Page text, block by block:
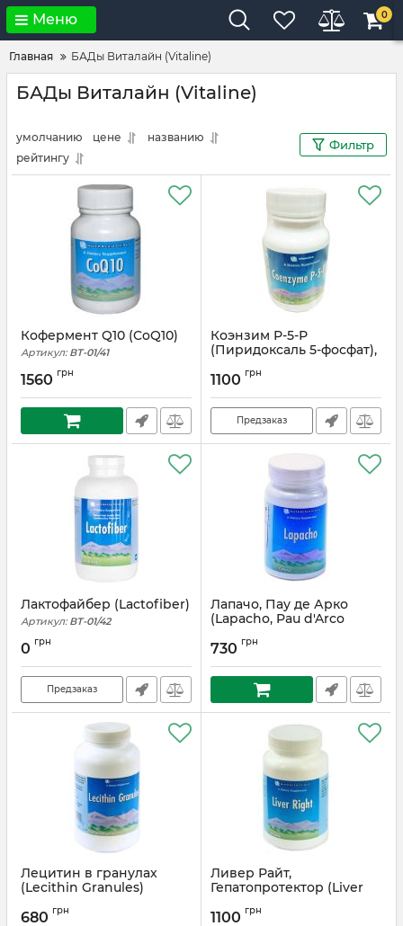
Меню 0
Главная БАДы Виталайн (Vitaline)
БАДы Виталайн (Vitaline)
умолчанию цене
названию
рейтингу
Фильтр
Кофермент Q10 (CoQ10)
Артикул: ВТ-01/41
1560 грн
Коэнзим Р-5-Р
(Пиридоксаль 5-фосфат),
Артикул:
1100 грн
Предзаказ
Лактофайбер (Lactofiber)
Артикул: ВТ-01/42
0 грн
Предзаказ
Лапачо, Пау де Арко
(Lapacho, Pau d'Arco
Артикул:
730 грн
Лецитин в гранулах
(Lecithin Granules)
680 грн
Ливер Райт,
Гепатопротектор (Liver
Артикул:
1100 грн